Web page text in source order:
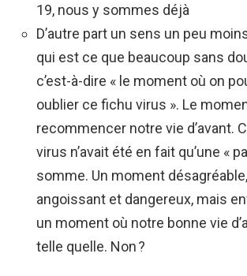
19, nous y sommes déjà
D’autre part un sens un peu
qui est ce que beaucoup sans
c’est-à-dire « le moment où on
oublier ce fichu virus ». Le
recommencer notre vie d’avant.
virus n’avait été en fait qu’une «
somme. Un moment
angoissant et dangereux, mais
un moment où notre bonne vie
telle quelle. Non ?